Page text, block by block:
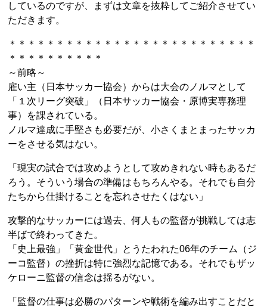
しているのですが、まずは文章を抜粋してご紹介させてい
ただきます。
＊＊＊＊＊＊＊＊＊＊＊＊＊＊＊＊＊＊＊＊＊＊＊＊＊＊
＊＊＊＊＊＊＊＊＊＊
～前略～
雇い主（日本サッカー協会）からは大会のノルマとして
「１次リーグ突破」（日本サッカー協会・原博実専務理
事）を課されている。
ノルマ達成に手堅さも必要だが、小さくまとまったサッカ
ーをさせる気はない。
「現実の試合では攻めようとして攻めきれない時もあるだ
ろう。そういう場合の準備はもちろんやる。それでも自分
たちから仕掛けることを忘れさせたくはない」
攻撃的なサッカーには過去、何人もの監督が挑戦しては志
半ばで終わってきた。
「史上最強」「黄金世代」とうたわれた06年のチーム（ジ
ーコ監督）の挫折は特に強烈な記憶である。それでもザッ
ケローニ監督の信念は揺るがない。
「監督の仕事は必勝のパターンや戦術を編み出すことだと